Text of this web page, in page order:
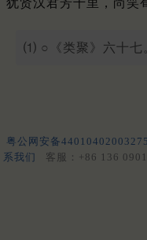
犹贤汉君芳千里，尚笑
⑴ ○《类聚》六十七
粤公网安备44010402003275
系我们
客服：+86 136